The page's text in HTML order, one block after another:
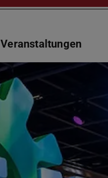
Veranstaltungen